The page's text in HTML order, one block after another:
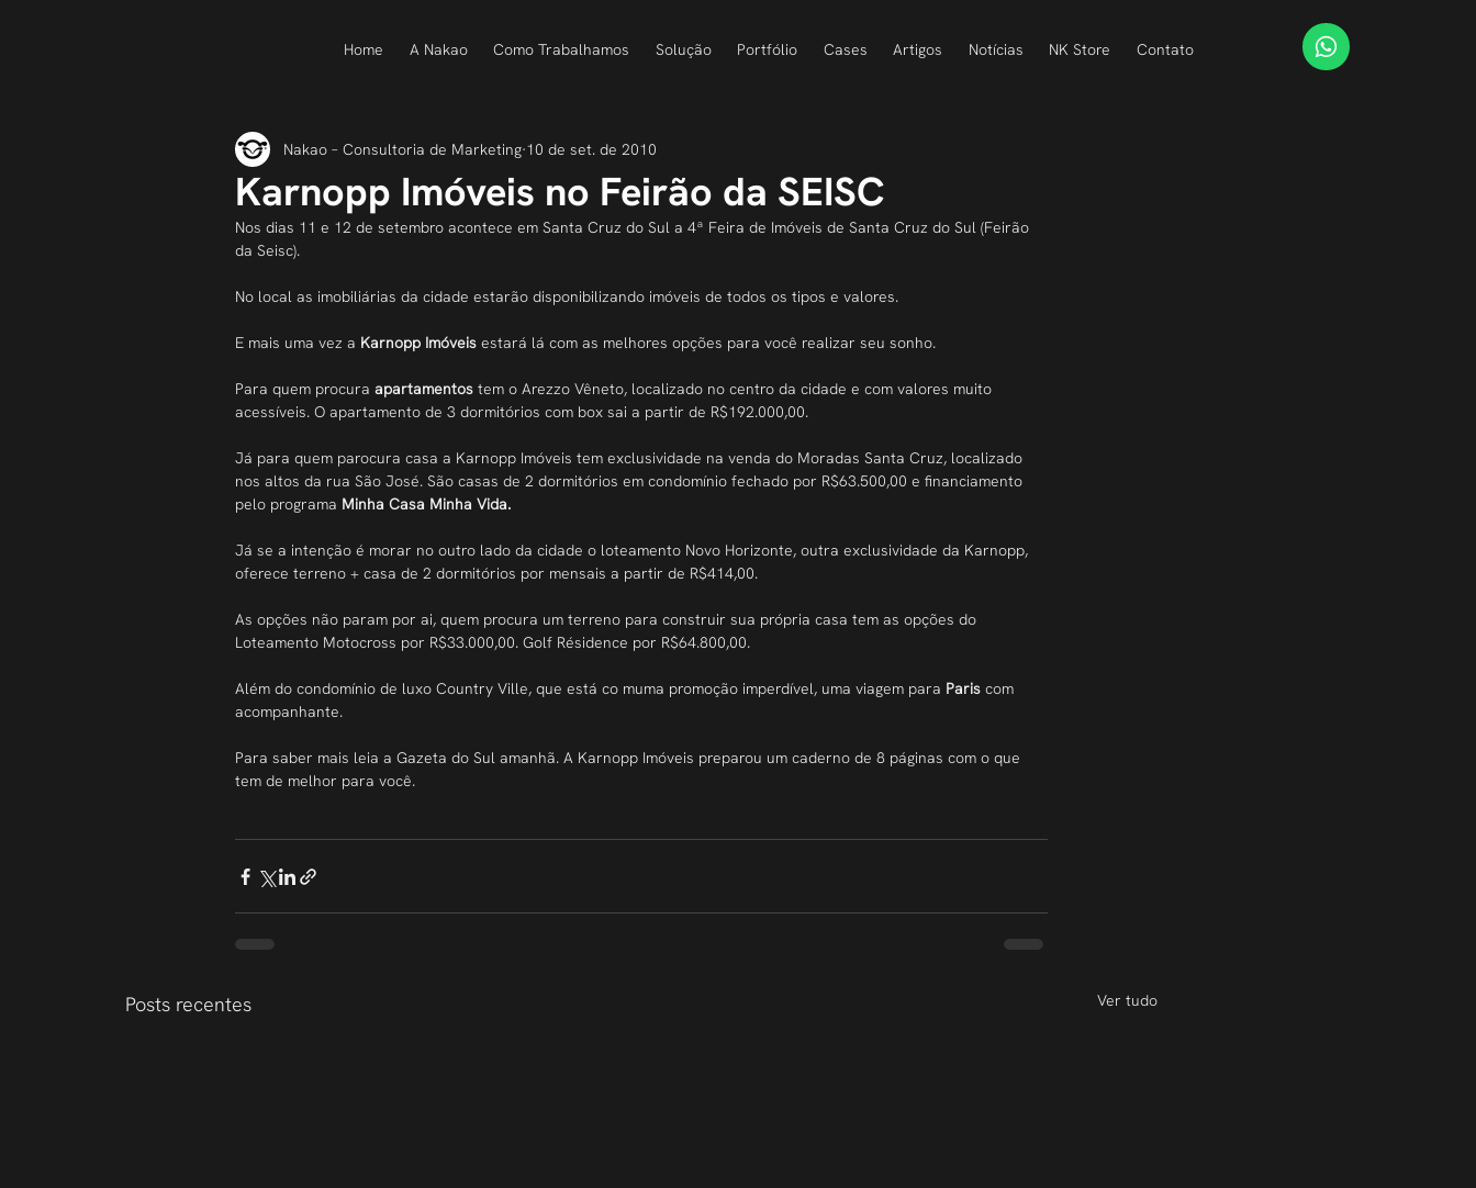
Home A Nakao Como Trabalhamos Solução Portfólio Cases Artigos Notícias NK Store Contato
Karnopp Imóveis no Feirão da SEISC
Nakao – Consultoria de Marketing 10 de set. de 2010
Nos dias 11 e 12 de setembro acontece em Santa Cruz do Sul a 4ª Feira de Imóveis de Santa Cruz do Sul (Feirão
da Seisc).
No local as imobiliárias da cidade estarão disponibilizando imóveis de todos os tipos e valores.
E mais uma vez a Karnopp Imóveis estará lá com as melhores opções para você realizar seu sonho.
Para quem procura apartamentos tem o Arezzo Vêneto, localizado no centro da cidade e com valores muito
acessíveis. O apartamento de 3 dormitórios com box sai a partir de R$192.000,00.
Já para quem parocura casa a Karnopp Imóveis tem exclusividade na venda do Moradas Santa Cruz, localizado
nos altos da rua São José. São casas de 2 dormitórios em condomínio fechado por R$63.500,00 e financiamento
pelo programa Minha Casa Minha Vida.
Já se a intenção é morar no outro lado da cidade o loteamento Novo Horizonte, outra exclusividade da Karnopp,
oferece terreno + casa de 2 dormitórios por mensais a partir de R$414,00.
As opções não param por ai, quem procura um terreno para construir sua própria casa tem as opções do
Loteamento Motocross por R$33.000,00. Golf Résidence por R$64.800,00.
Além do condomínio de luxo Country Ville, que está co muma promoção imperdível, uma viagem para Paris com
acompanhante.
Para saber mais leia a Gazeta do Sul amanhã. A Karnopp Imóveis preparou um caderno de 8 páginas com o que
tem de melhor para você.
Posts recentes Ver tudo